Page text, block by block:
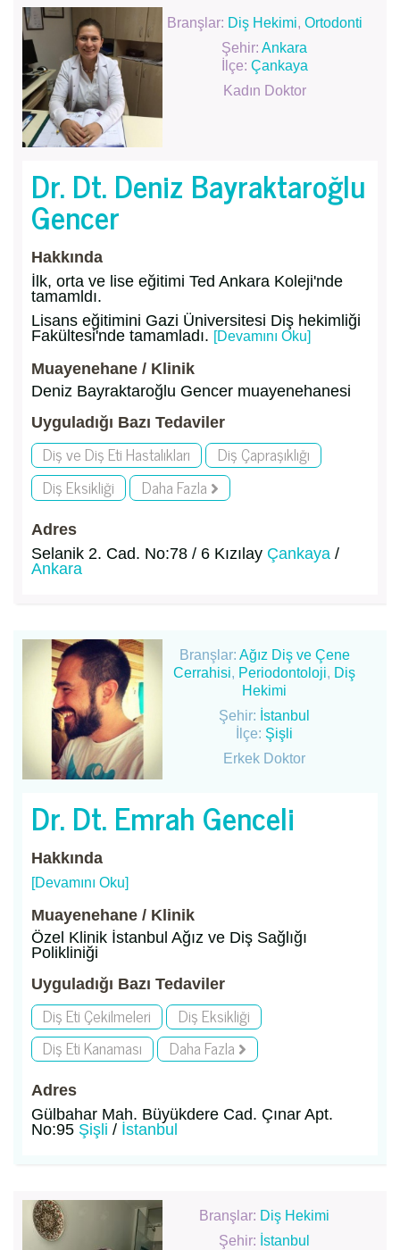
Branşlar: Diş Hekimi, Ortodonti
Şehir:Ankara
İlçe: Çankaya
Kadın Doktor
Dr. Dt. Deniz Bayraktaroğlu
Gencer
Hakkında
İlk, orta ve lise eğitimi Ted Ankara Koleji'nde
tamamldı.
Lisans eğitimini Gazi Üniversitesi Diş hekimliği
Fakültesi'nde tamamladı. [Devamını Oku]
Muayenehane / Klinik
Deniz Bayraktaroğlu Gencer muayenehanesi
Uyguladığı Bazı Tedaviler
Diş ve Diş Eti Hastalıkları
Diş Çapraşıklığı
Diş Eksikliği
Daha Fazla
Adres
Selanik 2. Cad. No:78 / 6 Kızılay Çankaya /
Ankara
Branşlar: Ağız Diş ve Çene
Cerrahisi, Periodontoloji, Diş
Hekimi
Şehir: İstanbul
İlçe: Şişli
Erkek Doktor
Dr. Dt. Emrah Genceli
Hakkında
[Devamını Oku]
Muayenehane / Klinik
Özel Klinik İstanbul Ağız ve Diş Sağlığı
Polikliniği
Uyguladığı Bazı Tedaviler
Diş Eti Çekilmeleri
Diş Eksikliği
Diş Eti Kanaması
Daha Fazla
Adres
Gülbahar Mah. Büyükdere Cad. Çınar Apt.
No:95 Şişli / İstanbul
Branşlar: Diş Hekimi
Şehir: İstanbul